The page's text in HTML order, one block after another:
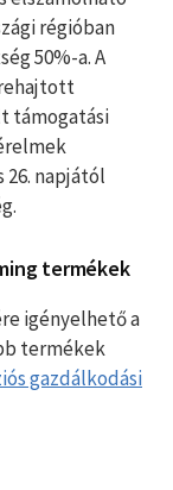
régióban
50%-a. A
támogatási
26. napjától
termékek
igényelhető a
termékek
gazdálkodási